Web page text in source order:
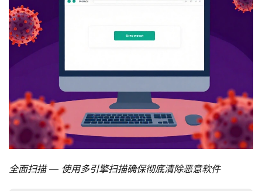
全面扫描 — 使用多引擎扫描确保彻底清除恶意软件